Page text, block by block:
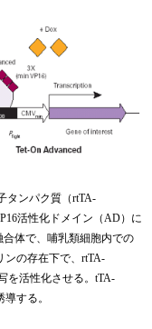
タンパク質（rtTA-
活性化ドメイン（AD）に
合体で、哺乳類細胞内での
ンの存在下で、rtTA-
を活性化させる。tTA-
する。